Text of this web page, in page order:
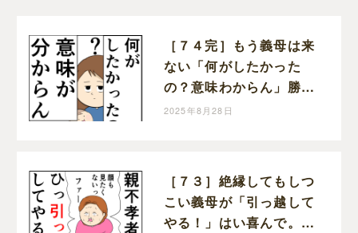
［７４完］もう義母は来
ない「何がしたかった
の？意味わからん」勝っ
た！クセ強義母に抗う嫁
2025年8月28日
［７３］絶縁してもしつ
こい義母が「引っ越して
やる！」はい喜んで。ク